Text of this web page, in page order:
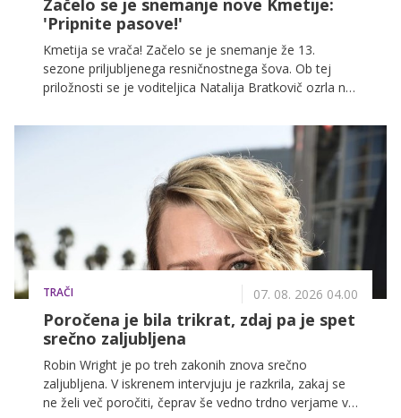
Začelo se je snemanje nove Kmetije:
'Pripnite pasove!'
Kmetija se vrača! Začelo se je snemanje že 13.
sezone priljubljenega resničnostnega šova. Ob tej
priložnosti se je voditeljica Natalija Bratkovič ozrla na
je ostalo najbolj v spominu. Obenem je gledalcem
namignila, da bo prihajajoča sezona še boljša.
TRAČI 07. 08. 2026 04.00
Poročena je bila trikrat, zdaj pa je spet
srečno zaljubljena
Robin Wright je po treh zakonih znova srečno
zaljubljena. V iskrenem intervjuju je razkrila, zakaj se
ne želi več poročiti, čeprav še vedno trdno verjame v